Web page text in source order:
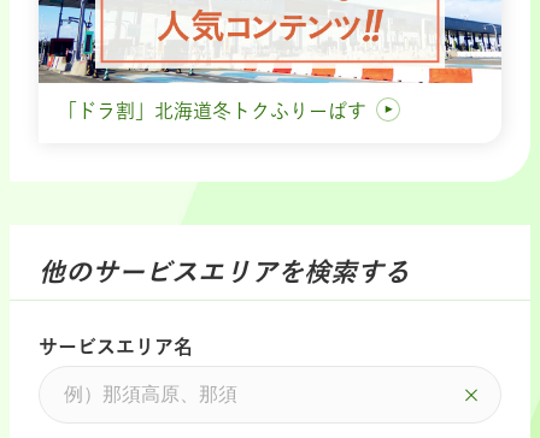
「ドラ割」北海道冬トクふりーぱす
他のサービスエリアを検索する
サービスエリア名